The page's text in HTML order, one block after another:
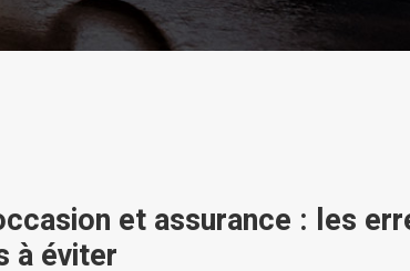
et assurance : les
à éviter